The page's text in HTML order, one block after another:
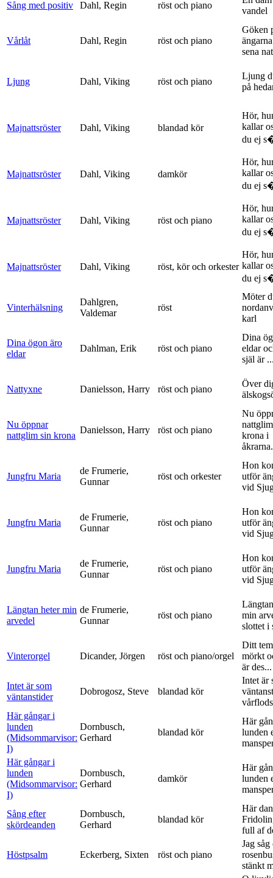
Sång med positiv Dahl, Regin röst och piano
vandel
Vårlåt Dahl, Regin röst och piano
Göken
sena
Ljung Dahl, Viking röst och piano
Ljung
på
Majnattsröster Dahl, Viking blandad kör
Hör,
kallar
du ej
Majnattsröster Dahl, Viking damkör
Hör,
kallar
du ej
Majnattsröster Dahl, Viking röst och piano
Hör,
kallar
du ej
Majnattsröster Dahl, Viking röst, kör och orkester
Hör,
kallar
du ej
Vinterhälsning
Dahlgren,
Valdemar
röst
Möter
karl
Dina ögon äro
eldar
Dahlman, Erik röst och piano
Dina
eldar
själ är
Nattyxne Danielsson, Harry röst och piano
Över
Nu öppnar
nattglim sin krona
Danielsson, Harry röst och piano
Nu
krona i
Jungfru Maria
de Frumerie,
Gunnar
röst och orkester
Hon
utför
vid
Jungfru Maria
de Frumerie,
Gunnar
röst och piano
Hon
utför
vid
Jungfru Maria
de Frumerie,
Gunnar
röst och piano
Hon
utför
vid
Längtan heter min
arvedel
de Frumerie,
Gunnar
röst och piano
min
slottet i
Vinterorgel Dicander, Jörgen röst och piano/orgel
Ditt
mörkt
är des...
Intet är som
väntanstider
Dobrogosz, Steve blandad kör
Intet är
Här gångar i
lunden
(Midsommarvisor:
I)
Dornbusch,
Gerhard
blandad kör
Här
lunden
Här gångar i
lunden
(Midsommarvisor:
I)
Dornbusch,
Gerhard
damkör
Här
lunden
Sång efter
skördeanden
Dornbusch,
Gerhard
blandad kör
Här
full af
Höstpsalm Eckerberg, Sixten röst och piano
Jag såg
stänkt